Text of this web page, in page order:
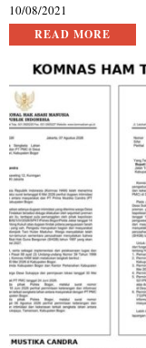
10/08/2021
READ MORE